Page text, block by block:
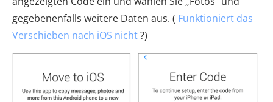
gegebenenfalls weitere Daten aus. ( Funktioniert das
Verschieben nach iOS nicht?)